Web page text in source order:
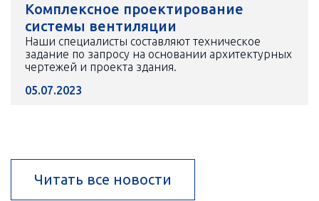
Комплексное проектирование
системы вентиляции
Наши специалисты составляют техническое
задание по запросу на основании архитектурных
чертежей и проекта здания.
05.07.2023
Читать все новости